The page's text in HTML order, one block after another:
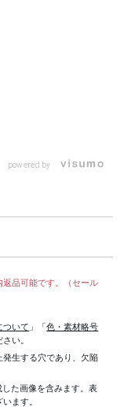
powered by
品可能です。（セール
ついて 」「色・素材略号
い。
発生する穴であり、欠陥
た画像を含みます。表
ます。